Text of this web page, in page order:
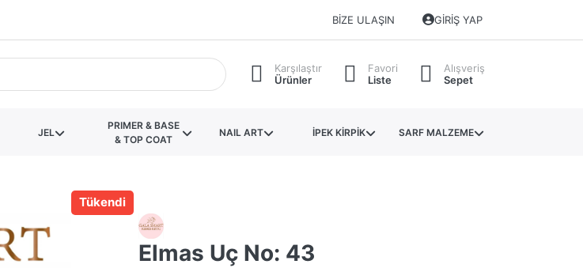
BIZE ULAŞIN GIRIŞ YAP
Karşılaştır
Ürünler
Favori
Liste
Alışveriş
Sepet
JEL
PRIMER & BASE
& TOP COAT
NAIL ART İPEK KİRPİK SARF MALZEME
Elmas Uç No: 43
Tükendi